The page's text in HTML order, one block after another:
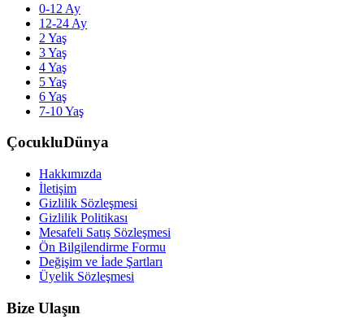
0-12 Ay
12-24 Ay
2 Yaş
3 Yaş
4 Yaş
5 Yaş
6 Yaş
7-10 Yaş
ÇocukluDünya
Hakkımızda
İletişim
Gizlilik Sözleşmesi
Gizlilik Politikası
Mesafeli Satış Sözleşmesi
Ön Bilgilendirme Formu
Değişim ve İade Şartları
Üyelik Sözleşmesi
Bize Ulaşın